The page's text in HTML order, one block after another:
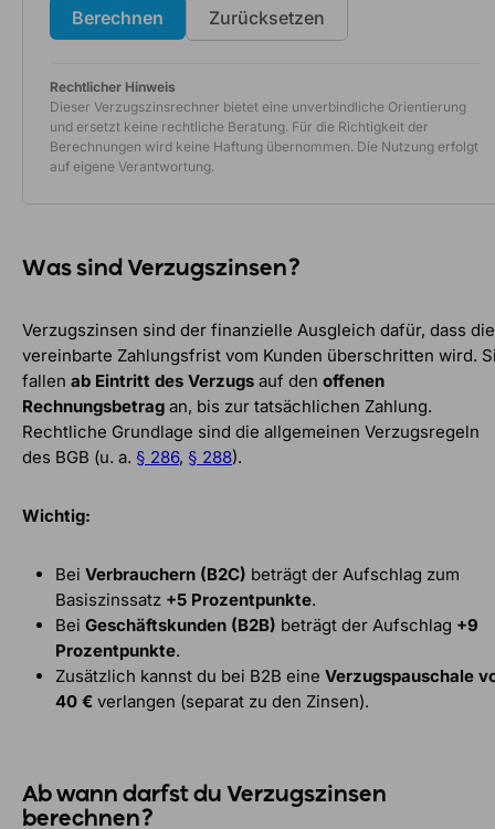
Berechnen Zurücksetzen
Rechtlicher Hinweis
Dieser Verzugszinsrechner bietet eine unverbindliche Orientierung
und ersetzt keine rechtliche Beratung. Für die Richtigkeit der
Berechnungen wird keine Haftung übernommen. Die Nutzung erfolgt
auf eigene Verantwortung.
Was sind Verzugszinsen?
Verzugszinsen sind der finanzielle Ausgleich dafür, dass die
vereinbarte Zahlungsfrist vom Kunden überschritten wird.
fallen ab Eintritt des Verzugs auf den offenen
Rechnungsbetrag an, bis zur tatsächlichen Zahlung.
Rechtliche Grundlage sind die allgemeinen Verzugsregeln
des BGB (u. a. § 286, § 288).
Wichtig:
Bei Verbrauchern (B2C) beträgt der Aufschlag zum
Basiszinssatz +5 Prozentpunkte.
Bei Geschäftskunden (B2B) beträgt der Aufschlag +9
Prozentpunkte.
Zusätzlich kannst du bei B2B eine Verzugspauschale
40 € verlangen (separat zu den Zinsen).
Ab wann darfst du Verzugszinsen
berechnen?